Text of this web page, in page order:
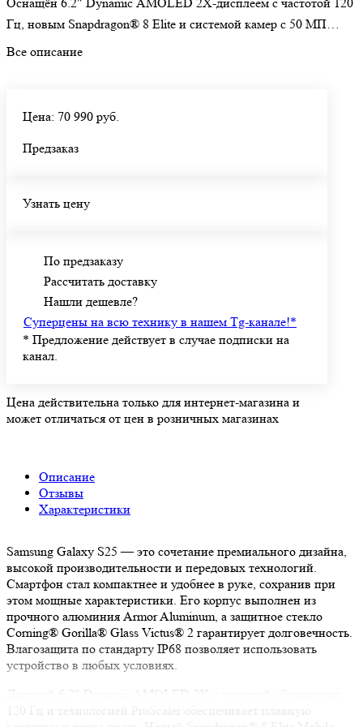
Гц, новым Snapdragon® 8 Elite и системой камер с 50 МП
основным сенсором и 3x оптическим зумом. Аккумулятор на
смартфона ещё удобнее.
Все описание
Цена: 70 990 руб.
Предзаказ
Узнать цену
По предзаказу
Рассчитать доставку
Нашли дешевле?
Суперцены на всю технику в нашем Tg-канале!*
* Предложение действует в случае подписки на
канал.
Цена действительна только для интернет-магазина и
может отличаться от цен в розничных магазинах
Описание
Отзывы
Характеристики
Samsung Galaxy S25 — это сочетание премиального дизайна,
высокой производительности и передовых технологий.
Смартфон стал компактнее и удобнее в руке, сохранив при
этом мощные характеристики. Его корпус выполнен из
прочного алюминия Armor Aluminum, а защитное стекло
Corning® Gorilla® Glass Victus® 2 гарантирует долговечность.
Влагозащита по стандарту IP68 позволяет использовать
устройство в любых условиях.
Дисплей 6.2" Dynamic AMOLED 2X с частотой обновления